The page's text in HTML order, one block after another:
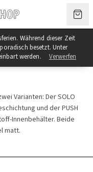
Während dieser Zeit
besetzt. Unter
werden.
Verwerfen
Varianten: Der SOLO
und der PUSH
Innenbehälter. Beide
matt.